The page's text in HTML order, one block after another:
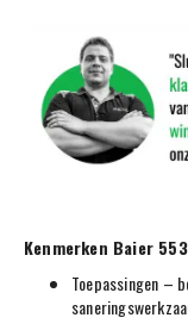
Kenmerken Baier
Toepassingen –